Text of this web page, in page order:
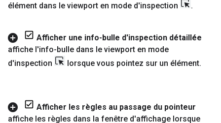
élément dans le viewport en mode d'inspection
.
Afficher une info-bulle d'inspection détaillée
affiche l'info-bulle dans le viewport en mode
d'inspection
lorsque vous pointez sur un élément.
Afficher les règles au passage du pointeur
affiche les règles dans la fenêtre d'affichage lorsque